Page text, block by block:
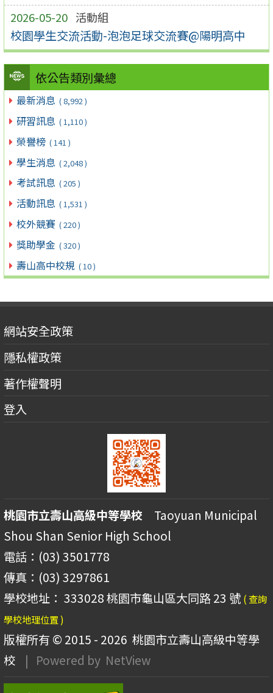
2026-05-20 活動組
校園學生交流活動-泡泡足球交流賽@陽明高中
依公告類別彙總
最新消息 ( 8,992 )
研習訊息 ( 1,110 )
榮譽榜 ( 141 )
學生消息 ( 2,048 )
考試訊息 ( 205 )
活動訊息 ( 1,531 )
校外競賽 ( 220 )
獎助學金 ( 320 )
壽山高中校規 ( 10 )
網站安全政策
隱私權政策
著作權聲明
登入
桃園市立壽山高級中等學校 Taoyuan Municipal
Shou Shan Senior High School
電話：(03) 3501778
傳真：(03) 3297861
學校地址： 333028 桃園市龜山區大同路 23 號 ( 查詢
學校地理位置 )
版權所有 © 2015 - 2026 桃園市立壽山高級中等學
校
| Powered by NetView